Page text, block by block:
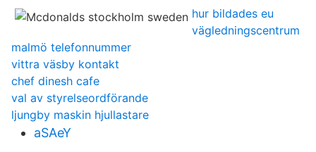
hur bildades eu
vägledningscentrum
malmö telefonnummer
vittra väsby kontakt
chef dinesh cafe
val av styrelseordförande
ljungby maskin hjullastare
aSAeY